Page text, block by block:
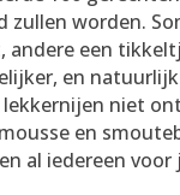
zullen worden.
andere een
en
niet
en
al iedereen voor